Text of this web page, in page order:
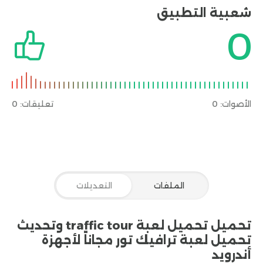
وتحدياتها حيث يمكن للاعبين الاستمتاع بسباقات
ترافيك تور مدن حضرية وطرق ريفية وحتى طرق جبلية
مما يعزز التجربة ويضيف لمسة من التحدي. ويمكن
للاعبين تخصيص سياراتهم بشكل كامل بدء من الألوان
وصولاً إلى التحسينات الفنية. وهذا يعزز الشعور بالانتماء
إلى السيارة ويتيح للاعبين في traffic tour mod apk
متنوعة من السيارات والانطلاق في سباقات حرة على
الطرق المختلفة. هذا الوضع يتيح للعبة أن تكون تجربة
قيادة مرنة حيث يمكن للاعبين استكشاف البيئات
هذا الوضع في تنزيل لعبة traffic tour سباقات مع
لاعبين آخرين عبر الإنترنت. يمكن للمتسابقين التنافس
مع لاعبين حقيقيين من مختلف أنحاء العالم، مما
شعبية التطبيق
0
الأصوات: 0 تعليقات: 0
الملفات التعديلات
تحميل تحميل لعبة traffic tour وتحديث
تحميل لعبة ترافيك تور مجاناً لأجهزة
أندرويد